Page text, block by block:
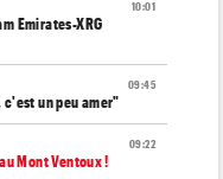
10:01
Emirates-XRG
09:45
un peu amer"
09:22
Mont Ventoux !